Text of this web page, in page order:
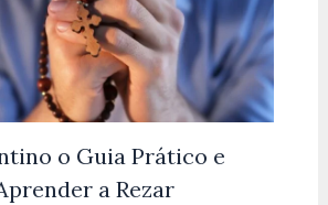
o Guia Prático e
a Rezar